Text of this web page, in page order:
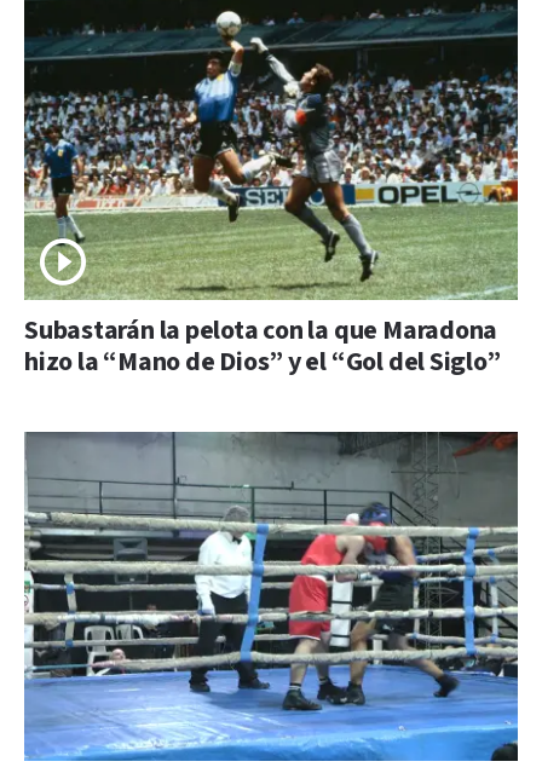
Subastarán la pelota con la que Maradona
hizo la “Mano de Dios” y el “Gol del Siglo”